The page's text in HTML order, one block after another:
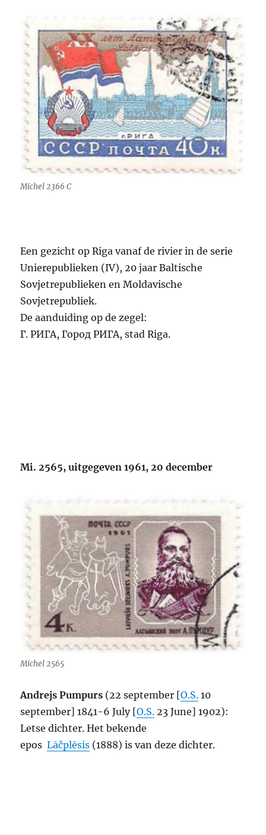
Michel 2366 C
Een gezicht op Riga vanaf de rivier in de serie
Unierepublieken (IV), 20 jaar Baltische
Sovjetrepublieken en Moldavische
Sovjetrepubliek.
De aanduiding op de zegel:
Г. РИГА, Город РИГА, stad Riga.
Mi. 2565, uitgegeven 1961, 20 december
Michel 2565
Andrejs Pumpurs (22 september [O.S. 10
september] 1841-6 July [O.S. 23 June] 1902):
Letse dichter. Het bekende
eposLāčplēsis (1888) is van deze dichter.